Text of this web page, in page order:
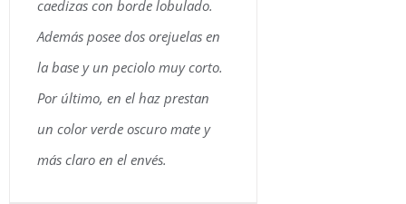
caedizas con borde lobulado.
Además posee dos orejuelas en
la base y un peciolo muy corto.
Por último, en el haz prestan
un color verde oscuro mate y
más claro en el envés.